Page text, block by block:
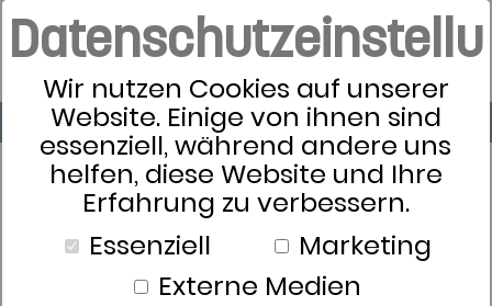
Wir nutzen Cookies auf unserer
Website. Einige von ihnen sind
essenziell, während andere uns
helfen, diese Website und Ihre
Erfahrung zu verbessern.
Essenziell
Marketing
Externe Medien
Schlafkultur
Bettwäsche